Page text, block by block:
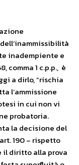
inadempiente e
comma 1 c.p.p., è
a dirlo, “rischia
l’ammissione
in cui non vi
probatoria.
la decisione del
190 – rispetto
il diritto alla prova